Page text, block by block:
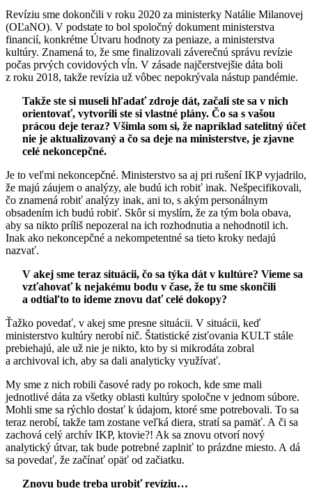
Revíziu sme dokončili v roku 2020 za ministerky Natálie Milanovej
(OĽaNO). V podstate to bol spoločný dokument ministerstva
financií, konkrétne Útvaru hodnoty za peniaze, a ministerstva
kultúry. Znamená to, že sme finalizovali záverečnú správu revízie
počas prvých covidových vĺn. V zásade najčerstvejšie dáta boli
z roku 2018, takže revízia už vôbec nepokrývala nástup pandémie.
Takže ste si museli hľadať zdroje dát, začali ste sa v nich
orientovať, vytvorili ste si vlastné plány. Čo sa s vašou
prácou deje teraz? Všimla som si, že napríklad satelitný účet
nie je aktualizovaný a čo sa deje na ministerstve, je zjavne
celé nekoncepčné.
Je to veľmi nekoncepčné. Ministerstvo sa aj pri rušení IKP vyjadrilo,
že majú záujem o analýzy, ale budú ich robiť inak. Nešpecifikovali,
čo znamená robiť analýzy inak, ani to, s akým personálnym
obsadením ich budú robiť. Skôr si myslím, že za tým bola obava,
aby sa nikto príliš nepozeral na ich rozhodnutia a nehodnotil ich.
Inak ako nekoncepčné a nekompetentné sa tieto kroky nedajú
nazvať.
V akej sme teraz situácii, čo sa týka dát v kultúre? Vieme sa
vzťahovať k nejakému bodu v čase, že tu sme skončili
a odtiaľto to ideme znovu dať celé dokopy?
Ťažko povedať, v akej sme presne situácii. V situácii, keď
ministerstvo kultúry nerobí nič. Štatistické zisťovania KULT stále
prebiehajú, ale už nie je nikto, kto by si mikrodáta zobral
a archivoval ich, aby sa dali analyticky využívať.
My sme z nich robili časové rady po rokoch, kde sme mali
jednotlivé dáta za všetky oblasti kultúry spoločne v jednom súbore.
Mohli sme sa rýchlo dostať k údajom, ktoré sme potrebovali. To sa
teraz nerobí, takže tam zostane veľká diera, stratí sa pamäť. A či sa
zachová celý archív IKP, ktovie?! Ak sa znovu otvorí nový
analytický útvar, tak bude potrebné zaplniť to prázdne miesto. A dá
sa povedať, že začínať opäť od začiatku.
Znovu bude treba urobiť revíziu…